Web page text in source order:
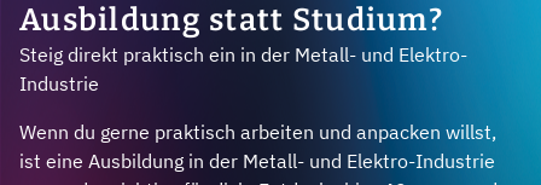
Ausbildung statt Studium?
Steig direkt praktisch ein in der Metall- und Elektro-
Industrie
Wenn du gerne praktisch arbeiten und anpacken willst,
ist eine Ausbildung in der Metall- und Elektro-Industrie